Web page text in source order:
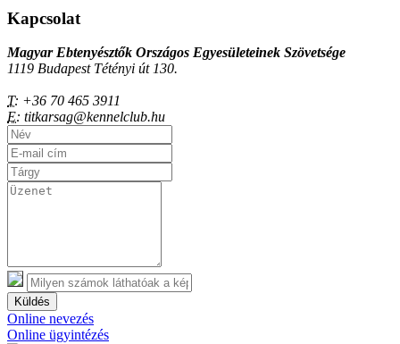
Kapcsolat
Magyar Ebtenyésztők Országos Egyesületeinek Szövetsége
1119 Budapest Tétényi út 130.
T: +36 70 465 3911
E: titkarsag@kennelclub.hu
Küldés
Online nevezés
Online ügyintézés